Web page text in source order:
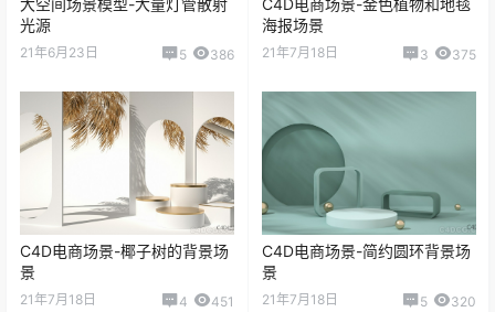
大空间场景模型-大量灯管散射
光源
21年6月23日 5 386
C4D电商场景-金色植物和地毯
海报场景
21年7月18日 3 375
C4D电商场景-椰子树的背景场
景
21年7月18日 4 451
C4D电商场景-简约圆环背景场
景
21年7月18日 5 320